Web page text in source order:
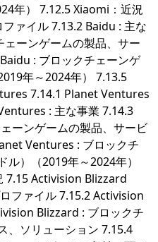
年） 7.12.5 Xiaomi：近況
ァイル 7.13.2 Baidu : 主な
ーンゲームの製品、サー
: ブロックチェーンゲ
年～2024年） 7.13.5
7.14.1 Planet Ventures
: 主な事業 7.14.3
ーンゲームの製品、サービ
Ventures : ブロックチ
ル）（2019年～2024年）
7.15 Activision Blizzard
ファイル 7.15.2 Activision
Blizzard : ブロックチ
、ソリューション 7.15.4